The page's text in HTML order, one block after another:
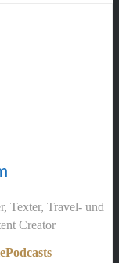
Texter, Travel- und
Creator
–